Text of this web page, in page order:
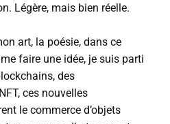
Légère, mais bien réelle.
art, la poésie, dans ce
faire une idée, je suis parti
des
ces nouvelles
le commerce d’objets